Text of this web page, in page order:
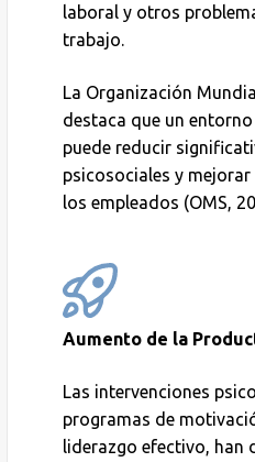
laboral y otros
trabajo.
La Organización
destaca que un
puede reducir
psicosociales y
los empleados (OMS,
Aumento de la
Las intervenciones
programas de
liderazgo efectivo, han